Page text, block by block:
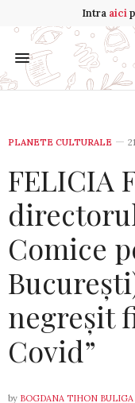
Intra aici
PLANETE CULTURALE
FELICIA
Comice
negreșit
Covid”
by BOGDANA TIHON BULIGA